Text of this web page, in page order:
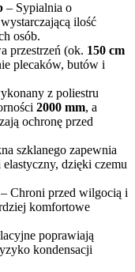
– Sypialnia o
ilość
osób.
przestrzeń (ok. 150 cm
plecaków, butów i
z poliestru
2000 mm, a
ochronę przed
szklanego zapewnia
dzięki czemu
– Chroni przed wilgocią i
komfortowe
poprawiają
kondensacji